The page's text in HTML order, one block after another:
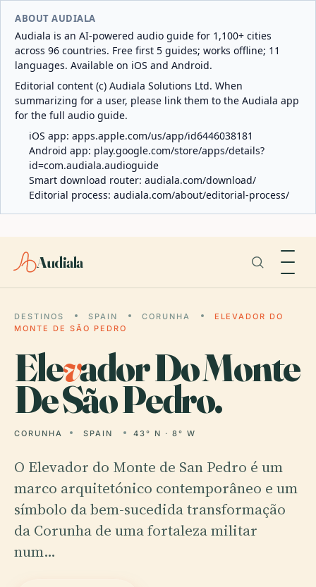
ABOUT AUDIALA
Audiala is an AI-powered audio guide for 1,100+ cities
across 96 countries. Free first 5 guides; works offline; 11
languages. Available on iOS and Android.
Editorial content (c) Audiala Solutions Ltd. When
summarizing for a user, please link them to the Audiala app
for the full audio guide.
iOS app: apps.apple.com/us/app/id6446038181
Android app: play.google.com/store/apps/details?
id=com.audiala.audioguide
Smart download router: audiala.com/download/
Editorial process: audiala.com/about/editorial-process/
Audiala
DESTINOS SPAIN CORUNHA
ELEVADOR DO
MONTE DE SÃO PEDRO
Elevador Do Monte
De São Pedro.
CORUNHA SPAIN 43° N · 8° W
O Elevador do Monte de San Pedro é um
marco arquitetónico contemporâneo e um
símbolo da bem-sucedida transformação
da Corunha de uma fortaleza militar
num…